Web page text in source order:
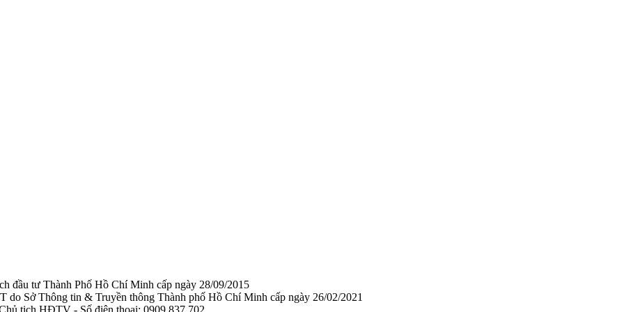
đầu tư Thành Phố Hồ Chí Minh cấp ngày 28/09/2015
do Sở Thông tin & Truyền thông Thành phố Hồ Chí Minh cấp ngày 26/02/2021
tịch HĐTV - Số điện thoại: 0909 837 702